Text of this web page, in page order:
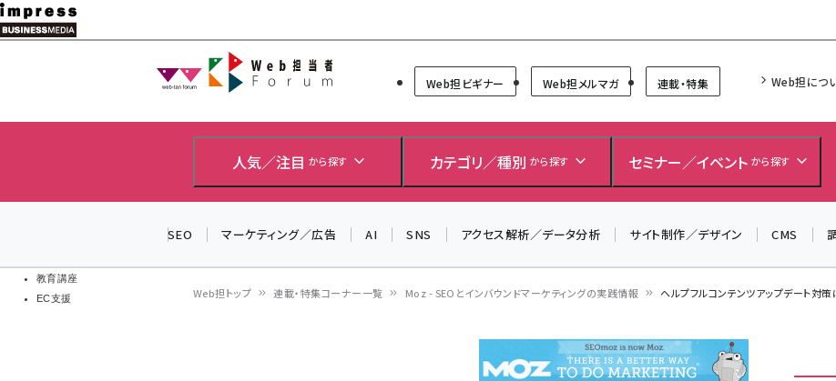
メ
イ
教育講座
EC支援
Web担当者Forum
Web担ビギナー Web担メルマガ 連載・特集 Web担につ
人気／注目 から探す カテゴリ／種別 から探す セミナー／イベント から探す
SEO マーケティング／広告 AI SNS アクセス解析／データ分析 サイト制作／デザイン CMS
Web担トップ 連載・特集コーナー一覧 Moz - SEOとインバウンドマーケティングの実践情報 ヘルプフルコンテンツアップデート対策
＼ 読者アンケートにご協力ください ／
▼アンケートページはこちらから▼